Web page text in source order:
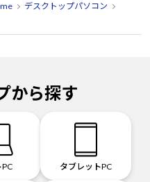
デスクトップパソコン
から探す
タブレットPC